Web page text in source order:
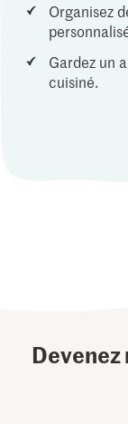
Organisez
Gardez un
cuisiné.